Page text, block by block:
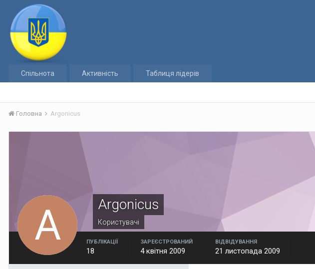
Спільнота Активність Таблиця лідерів
Головна Argonicus
Argonicus
Користувачі
ПУБЛІКАЦІЇ
18
ЗАРЕЄСТРОВАНИЙ
4 квітня 2009
ВІДВІДУВАННЯ
21 листопада 2009